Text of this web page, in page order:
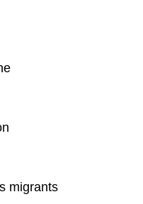
migrants